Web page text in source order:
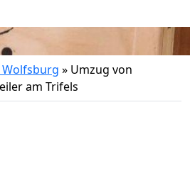
» Umzug von
am Trifels